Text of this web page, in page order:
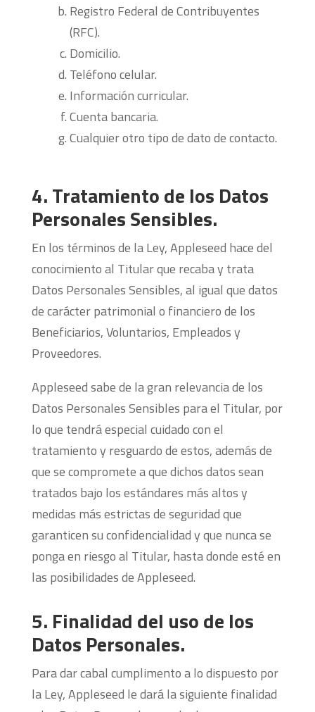
Registro Federal de Contribuyentes
(RFC).
Domicilio.
Teléfono celular.
Información curricular.
Cuenta bancaria.
Cualquier otro tipo de dato de contacto.
4. Tratamiento de los Datos
Personales Sensibles.
En los términos de la Ley, Appleseed hace del
conocimiento al Titular que recaba y trata
Datos Personales Sensibles, al igual que datos
de carácter patrimonial o financiero de los
Beneficiarios, Voluntarios, Empleados y
Proveedores.
Appleseed sabe de la gran relevancia de los
Datos Personales Sensibles para el Titular, por
lo que tendrá especial cuidado con el
tratamiento y resguardo de estos, además de
que se compromete a que dichos datos sean
tratados bajo los estándares más altos y
medidas más estrictas de seguridad que
garanticen su confidencialidad y que nunca se
ponga en riesgo al Titular, hasta donde esté en
las posibilidades de Appleseed.
5. Finalidad del uso de los
Datos Personales.
Para dar cabal cumplimento a lo dispuesto por
la Ley, Appleseed le dará la siguiente finalidad